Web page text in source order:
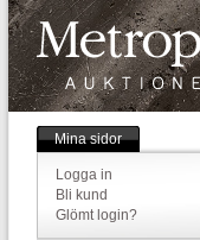
Mina sidor
Logga in
Bli kund
Glömt login?